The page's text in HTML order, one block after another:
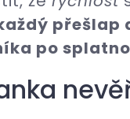
přešlap
po